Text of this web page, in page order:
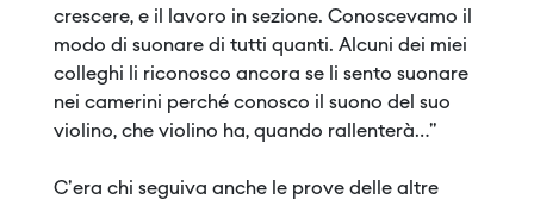
crescere, e il lavoro in sezione. Conoscevamo il
modo di suonare di tutti quanti. Alcuni dei miei
colleghi li riconosco ancora se li sento suonare
nei camerini perché conosco il suono del suo
violino, che violino ha, quando rallenterà…"
C'era chi seguiva anche le prove delle altre